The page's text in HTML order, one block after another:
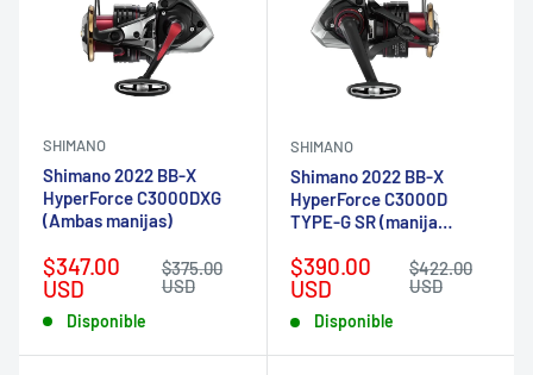
SHIMANO
Shimano 2022 BB-X
HyperForce C3000DXG
(Ambas manijas)
Precio
de
venta
$347.00
USD
Precio
habitual
$375.00
USD
Disponible
SHIMANO
Shimano 2022 BB-X
HyperForce C3000D
TYPE-G SR (manija
Precio
de
venta
$390.00
USD
Precio
habitual
$422.00
USD
Disponible